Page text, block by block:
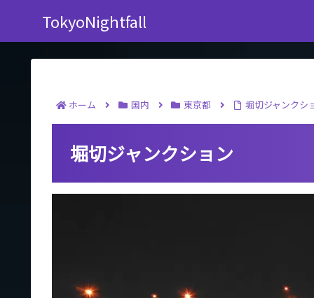
TokyoNightfall
ホーム 国内 東京都 堀切ジャンクシ
堀切ジャンクション